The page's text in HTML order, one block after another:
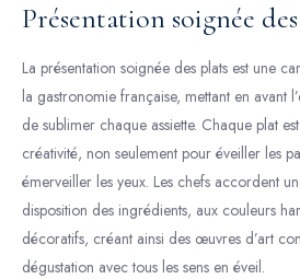
Présentation soignée
La présentation soignée des plats est une
la gastronomie française, mettant en avant
de sublimer chaque assiette. Chaque plat
créativité, non seulement pour éveiller les
émerveiller les yeux. Les chefs accordent
disposition des ingrédients, aux couleurs
décoratifs, créant ainsi des œuvres d’art
dégustation avec tous les sens en éveil.